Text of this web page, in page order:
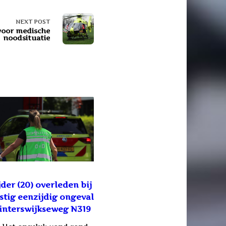
NEXT POST
medische
noodsituatie
(20) overleden bij
eenzijdig ongeval
N319